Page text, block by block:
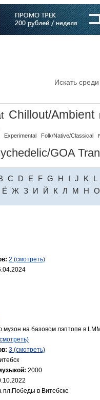
Искать
Chillout/Ambient
Experimental Folk/Native/Classical
GOA
C D E F G H I J K
L
Ё Ж З И Й К Л М Н О
2 (смотреть)
музон на базовом лэптопе в
3 (смотреть)
2000
пл.Победы в Витебске